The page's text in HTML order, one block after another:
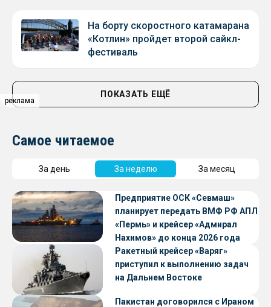
реклама
реклама
На борту скоростного катамарана
«Котлин» пройдет второй сайкл-
фестиваль
ПОКАЗАТЬ ЕЩЁ
Самое читаемое
За день За неделю За месяц
Предприятие ОСК «Севмаш»
планирует передать ВМФ РФ АПЛ
«Пермь» и крейсер «Адмирал
Нахимов» до конца 2026 года
Ракетный крейсер «Варяг»
приступил к выполнению задач
на Дальнем Востоке
Пакистан договорился с Ираном